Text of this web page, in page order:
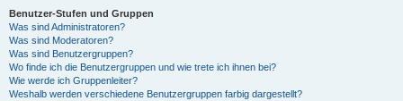
Benutzer-Stufen und Gruppen
Was sind Administratoren?
Was sind Moderatoren?
Was sind Benutzergruppen?
Wo finde ich die Benutzergruppen und wie trete ich ihnen bei?
Wie werde ich Gruppenleiter?
Weshalb werden verschiedene Benutzergruppen farbig dargestellt?